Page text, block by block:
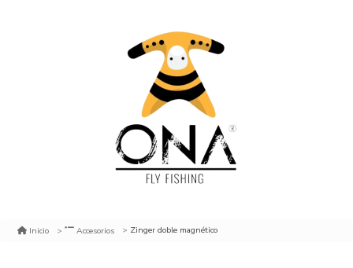
Inicio Accesorios Zinger doble magnético